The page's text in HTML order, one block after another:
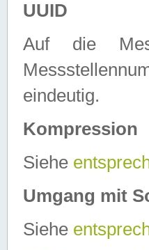
UUID
Auf die
eindeutig.
Kompression
Siehe
Umgang mit
Siehe